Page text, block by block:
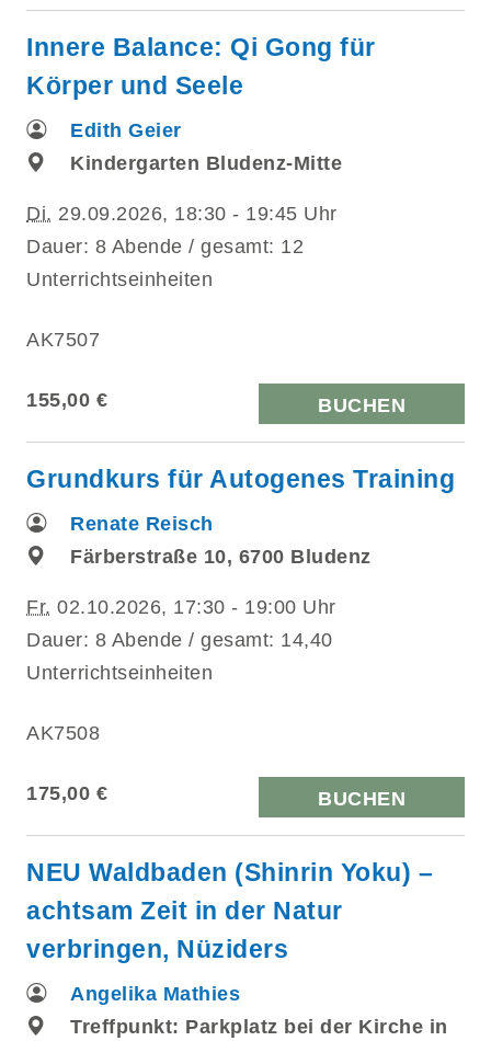
Innere Balance: Qi Gong für
Körper und Seele
Edith Geier
Kindergarten Bludenz-Mitte
Di. 29.09.2026, 18:30 - 19:45 Uhr
Dauer: 8 Abende / gesamt: 12
Unterrichtseinheiten
AK7507
155,00 € BUCHEN
Grundkurs für Autogenes Training
Renate Reisch
Färberstraße 10, 6700 Bludenz
Fr. 02.10.2026, 17:30 - 19:00 Uhr
Dauer: 8 Abende / gesamt: 14,40
Unterrichtseinheiten
AK7508
175,00 € BUCHEN
NEU Waldbaden (Shinrin Yoku) –
achtsam Zeit in der Natur
verbringen, Nüziders
Angelika Mathies
Treffpunkt: Parkplatz bei der Kirche in